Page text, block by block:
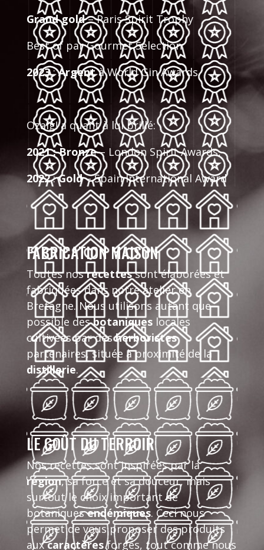
Grand gold– Paris Spirit Trophy
Best of par Gourmet Selection
2023:Argentà World Gin Awards.
Ozalg! a quant à lui brillé:
2021 :Bronze– London Spirit Awards,
2022:Gold– Spain International Award
FABRICATION MAISON
Toutes nosrecettessont élaborées et
fabriquées dans notre atelier en
Bretagne. Nous utilisons autant que
possible desbotaniqueslocales
cultivées par desherboristes
partenaires, située à proximité de la
distillerie.
LE GOÛT DU TERROIR
Nos recettes sont inspirées par la
région, sa force et sa douceur, mais
surtout le choix important de
botaniquesendémiques. Ceci nous
permet de vous proposer des produits
auxcaractèresforgés, tout comme nous